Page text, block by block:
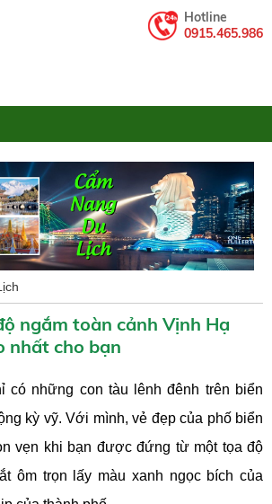
Hotline
0915.465.986
ngắm toàn cảnh Vịnh Hạ
nhất cho bạn
có những con tàu lênh đênh trên biển
kỳ vỹ. Với mình, vẻ đẹp của phố biển
vẹn khi bạn được đứng từ một tọa độ
ôm trọn lấy màu xanh ngọc bích của